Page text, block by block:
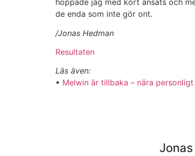
hoppade jag med kort ansats och
de enda som inte gör ont.
/Jonas Hedman
Resultaten
Läs även:
• Melwin är tillbaka – nära